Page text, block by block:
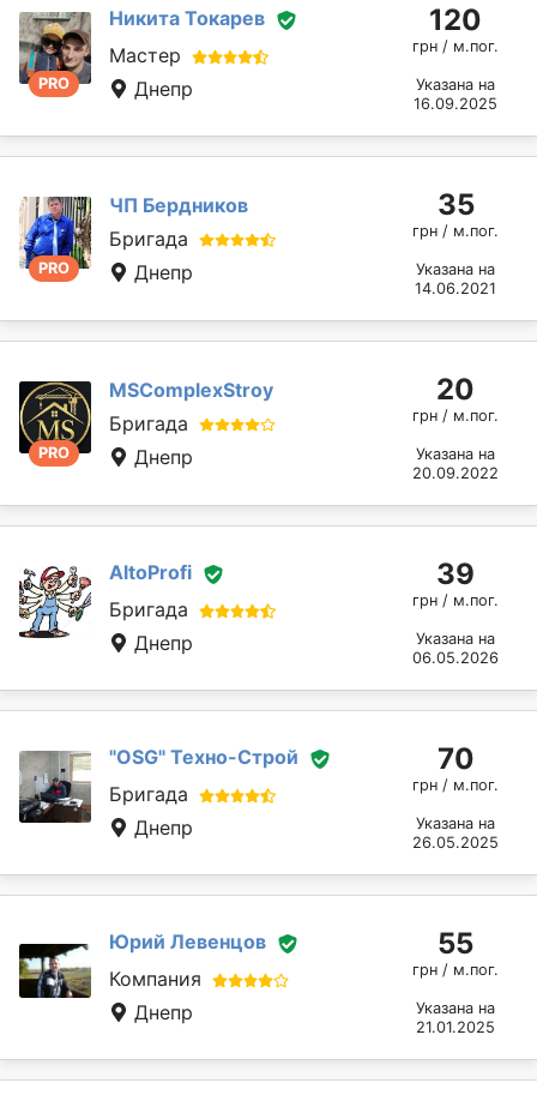
PRO
Никита Токарев
Мастер
Днепр
120
грн / м.пог.
Указана на
16.09.2025
PRO
ЧП Бердников
Бригада
Днепр
35
грн / м.пог.
Указана на
14.06.2021
PRO
MSComplexStroy
Бригада
Днепр
20
грн / м.пог.
Указана на
20.09.2022
AltoProfi
Бригада
Днепр
39
грн / м.пог.
Указана на
06.05.2026
"OSG" Техно-Строй
Бригада
Днепр
70
грн / м.пог.
Указана на
26.05.2025
Юрий Левенцов
Компания
Днепр
55
грн / м.пог.
Указана на
21.01.2025